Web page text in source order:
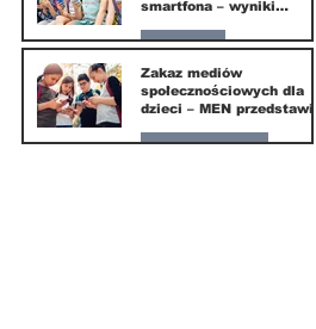
smartfona – wyniki
Instytutu Mediów
Parents
1 mar
Zakaz mediów
społecznościowych dla
dzieci – MEN przedstawia
Nasze miasto